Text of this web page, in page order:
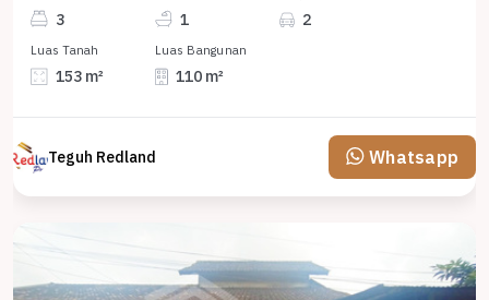
3 1 2
Luas Tanah
153 m²
Luas Bangunan
110 m²
Teguh Redland Whatsapp